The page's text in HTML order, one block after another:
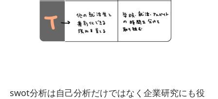
swot分析は自己分析だけではなく企業研究にも役